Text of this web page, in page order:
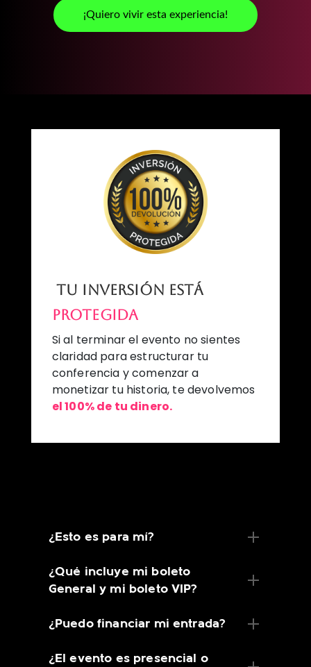
¡Quiero vivir esta experiencia!
Tu inversión está
protegida
Si al terminar el evento no sientes
claridad para estructurar tu
conferencia y comenzar a
monetizar tu historia, te devolvemos
el 100% de tu dinero.
¿Esto es para mí?
¿Qué incluye mi boleto
General y mi boleto VIP?
¿Puedo financiar mi entrada?
¿El evento es presencial o